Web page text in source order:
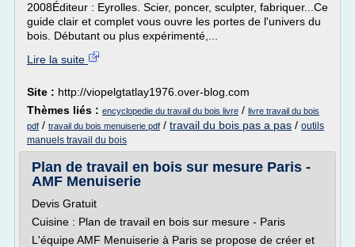
2008Éditeur : Eyrolles. Scier, poncer, sculpter, fabriquer...Ce
guide clair et complet vous ouvre les portes de l'univers du
bois. Débutant ou plus expérimenté,...
Lire la suite
Site : http://viopelgtatlay1976.over-blog.com
Thèmes liés : encyclopedie du travail du bois livre / livre travail du bois
pdf / travail du bois menuiserie pdf / travail du bois pas a pas / outils
manuels travail du bois
Plan de travail en bois sur mesure Paris -
AMF Menuiserie
Devis Gratuit
Cuisine : Plan de travail en bois sur mesure - Paris
L'équipe AMF Menuiserie à Paris se propose de créer et